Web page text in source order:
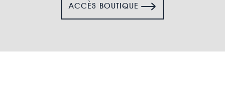
ACCÈS BOUTIQUE